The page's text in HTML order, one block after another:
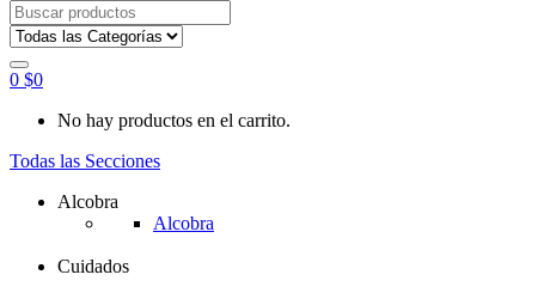
0 $0
No hay productos en el carrito.
Todas las Secciones
Alcobra
Alcobra
Cuidados